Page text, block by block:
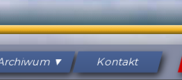
Kontakt